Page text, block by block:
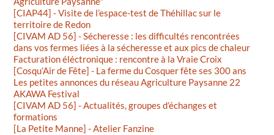
[CIAP44] - Visite de l’espace-test de Théhillac sur le
territoire de Redon
[CIVAM AD 56] - Sécheresse : les difficultés rencontrées
dans vos fermes liées à la sécheresse et aux pics de chaleur
Facturation éléctronique : rencontre à la Vraie Croix
[Cosqu’Air de Fête] - La ferme du Cosquer fête ses 300 ans
Les petites annonces du réseau Agriculture Paysanne 22
AKAWA Festival
[CIVAM AD 56] - Actualités, groupes d’échanges et
formations
[La Petite Manne] - Atelier Fanzine